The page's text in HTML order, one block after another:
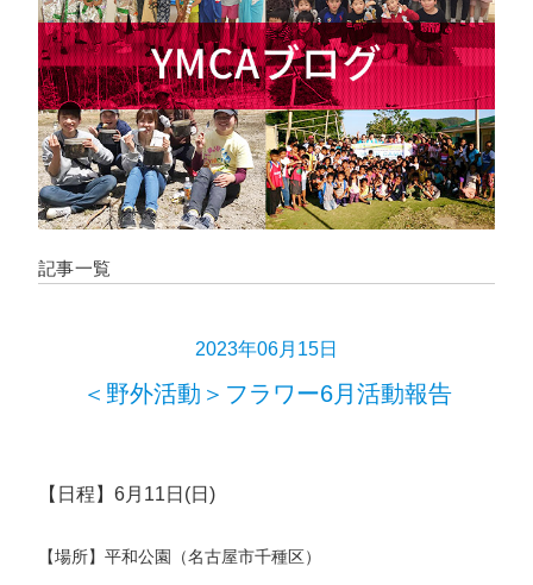
記事一覧
2023年06月15日
＜野外活動＞フラワー6月活動報告
【日程】6月11日(日)
【場所】平和公園（名古屋市千種区）